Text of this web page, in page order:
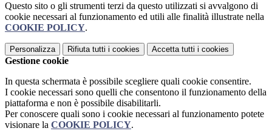
Questo sito o gli strumenti terzi da questo utilizzati si avvalgono di
cookie necessari al funzionamento ed utili alle finalità illustrate nella
COOKIE POLICY.
Personalizza Rifiuta tutti i cookies Accetta tutti i cookies
Gestione cookie
In questa schermata è possibile scegliere quali cookie consentire.
I cookie necessari sono quelli che consentono il funzionamento della
piattaforma e non è possibile disabilitarli.
Per conoscere quali sono i cookie necessari al funzionamento potete
visionare la COOKIE POLICY.